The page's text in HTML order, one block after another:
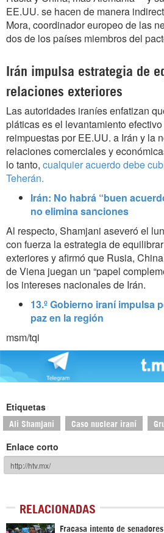
EE.UU. se hacen de manera
Mora, coordinador europeo de las
dos de los países miembros del
Irán impulsa estrategia de
relaciones exteriores
Las autoridades iraníes enfatizan
pláticas es el levantamiento
reimpuestas por EE.UU. a Irán y la
relaciones comerciales y
lo tanto, cualquier acuerdo debe
Teherán.
Irán: No habrá “buen
no elimina sanciones
Al respecto, Shamjani aseveró el
con fuerza la estrategia de
exteriores y afirmó que Rusia,
de Viena juegan un “papel
los intereses nacionales de Irán.
13.º Gobierno iraní impulsa
paz en la región
msm/tqi
Etiquetas
Ali Shamjani Caso nuclear iraní
Enlace corto
RELACIONADAS
Fracasa intento de